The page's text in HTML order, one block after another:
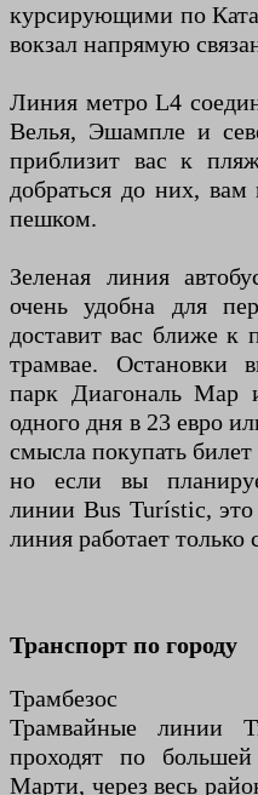
курсирующими по
вокзал напрямую
Линия метро L4
Велья, Эшампле и
приблизит вас к
добраться до них, вам
пешком.
Зеленая линия
очень удобна для
доставит вас ближе
трамвае. Остановки
парк Диагональ Мар
одного дня в 23 евро
смысла покупать
но если вы
линии Bus Turístic, это
линия работает только
Транспорт по городу
Трамбезос
Трамвайные линии
проходят по
Марти, через весь